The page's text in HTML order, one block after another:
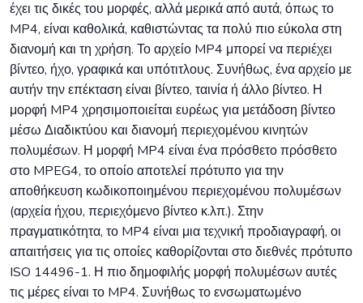
έχει τις δικές του μορφές, αλλά μερικά από αυτά, όπως το
MP4, είναι καθολικά, καθιστώντας τα πολύ πιο εύκολα στη
διανομή και τη χρήση. Το αρχείο MP4 μπορεί να περιέχει
βίντεο, ήχο, γραφικά και υπότιτλους. Συνήθως, ένα αρχείο με
αυτήν την επέκταση είναι βίντεο, ταινία ή άλλο βίντεο. Η
μορφή MP4 χρησιμοποιείται ευρέως για μετάδοση βίντεο
μέσω Διαδικτύου και διανομή περιεχομένου κινητών
πολυμέσων. Η μορφή MP4 είναι ένα πρόσθετο πρόσθετο
στο MPEG4, το οποίο αποτελεί πρότυπο για την
αποθήκευση κωδικοποιημένου περιεχομένου πολυμέσων
(αρχεία ήχου, περιεχόμενο βίντεο κ.λπ.). Στην
πραγματικότητα, το MP4 είναι μια τεχνική προδιαγραφή, οι
απαιτήσεις για τις οποίες καθορίζονται στο διεθνές πρότυπο
ISO 14496-1. Η πιο δημοφιλής μορφή πολυμέσων αυτές
τις μέρες είναι το MP4. Συνήθως το ενσωματωμένο